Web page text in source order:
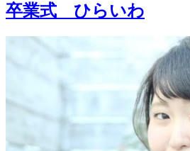
卒業式 ひらいわ